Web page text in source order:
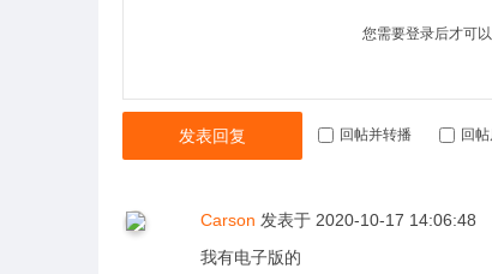
您需要登录后才可
发表回复 回帖并转播 回
Carson 发表于 2020-10-17 14:06:48
我有电子版的